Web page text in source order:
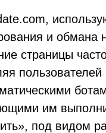
и обмана
страницы
пользователей
им
под видом